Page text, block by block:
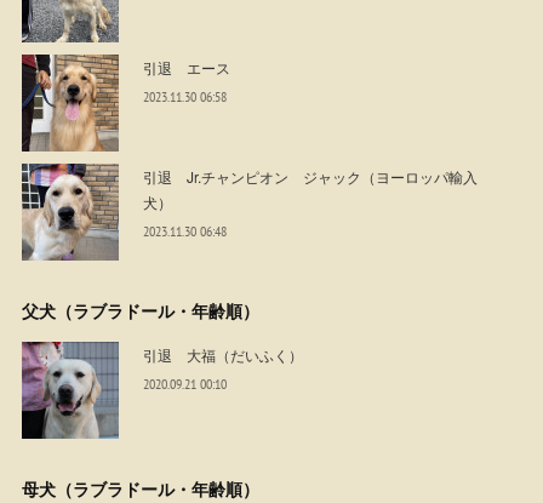
引退 エース
2023.11.30 06:58
引退 Jr.チャンピオン ジャック（ヨーロッパ輸入
犬）
2023.11.30 06:48
父犬（ラブラドール・年齢順）
引退 大福（だいふく）
2020.09.21 00:10
母犬（ラブラドール・年齢順）